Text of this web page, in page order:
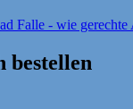
bestellen